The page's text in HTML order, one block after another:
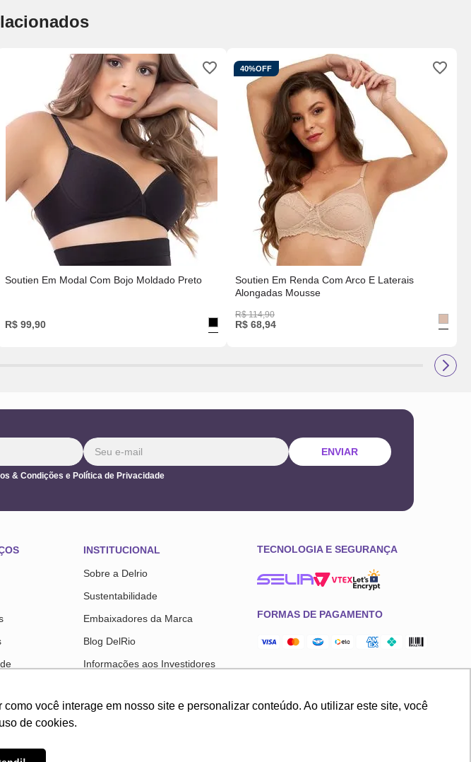
você interage em nosso site e personalizar conteúdo. Ao utilizar este site, você
de cookies.
Soutien Em Modal Com Bojo Moldado Preto
R$ 99,90
40%OFF
Soutien Em Renda Com Arco E Laterais
Alongadas Mousse
R$ 114,90
R$ 68,94
ENVIAR
& Condições e Política de Privacidade
INSTITUCIONAL
Sobre a Delrio
Sustentabilidade
Embaixadores da Marca
Blog DelRio
Informações aos Investidores
Colaboradores
TECNOLOGIA E SEGURANÇA
FORMAS DE PAGAMENTO